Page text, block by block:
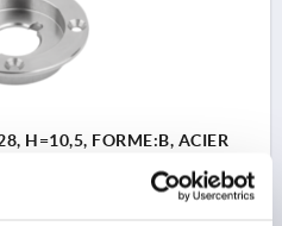
H=10,5, FORME:B, ACIER